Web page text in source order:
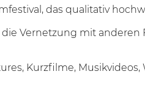
das qualitativ
Vernetzung mit anderen
Kurzfilme, Musikvideos,